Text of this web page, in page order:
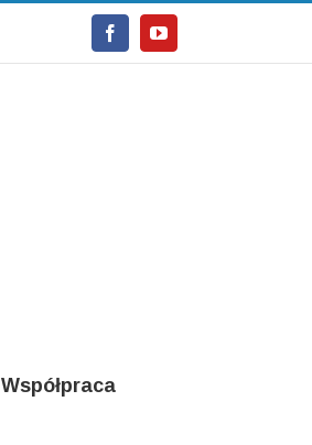
FacebookYoutube
Współpraca